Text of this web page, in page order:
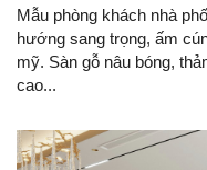
Mẫu phòng khách nhà
hướng sang trọng, ấm
mỹ. Sàn gỗ nâu bóng,
cao...